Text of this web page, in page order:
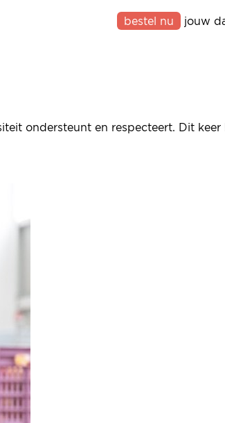
bestel nu
jouw
ondersteunt en respecteert. Dit